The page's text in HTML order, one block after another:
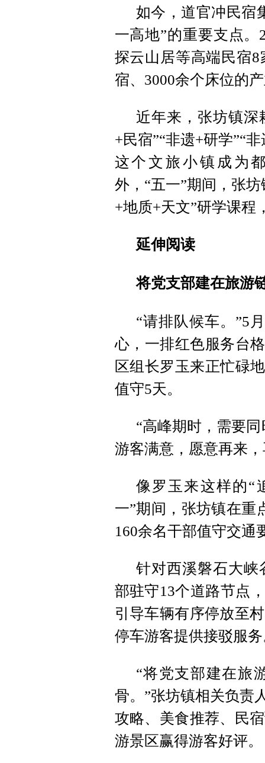
如今，道官冲民宿
一高地”的重要支点
探云山居等高端民宿
宿、3000余个床位的
近年来，张坊镇深
+民宿”“非遗+研学”“
这个文旅小镇成为
外，“五一”期间，张
+地质+天文”研学课程
延伸阅读
将党支部建在旅游
“请排队候车。”5
心，一排红色服务台
区组长罗玉来正忙碌
值守5天。
“高峰期时，需要
游客满意，愿意再来
像罗玉来这样的“
一”期间，张坊镇在重
160余名干部值守交通
针对西溪磐石大峡
部驻守13个道路节点
引导车辆有序停放至
停车游客提供接驳服
“将党支部建在旅
骨。”张坊镇相关负责
攻略、美食推荐、民
游景区赢得游客好评。